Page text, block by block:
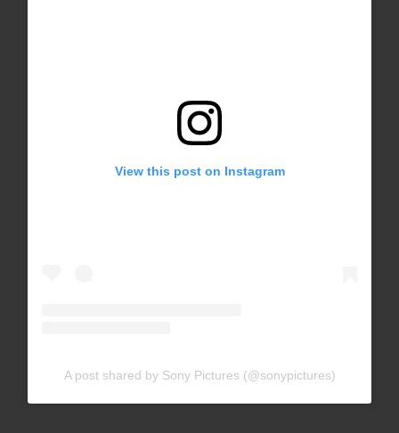
View this post on Instagram
A post shared by Sony Pictures (@sonypictures)